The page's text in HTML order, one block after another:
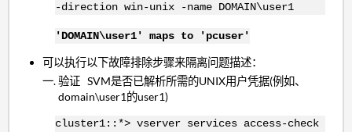
-direction win-unix -name DOMAIN\user1
'DOMAIN\user1' maps to 'pcuser'
可以执行以下故障排除步骤来隔离问题描述：
验证 SVM是否已解析所需的UNIX用户凭据(例如、
domain\user1的user1)
cluster1::*> vserver services access-check